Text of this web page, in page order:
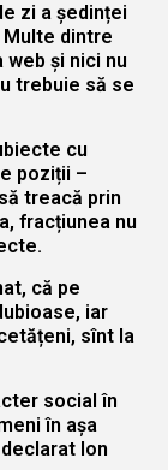
zi a ședinței
dintre
și nici nu
trebuie să se
cu
poziții –
treacă prin
fracțiunea nu
că pe
iar
sînt la
social în
în așa
Ion